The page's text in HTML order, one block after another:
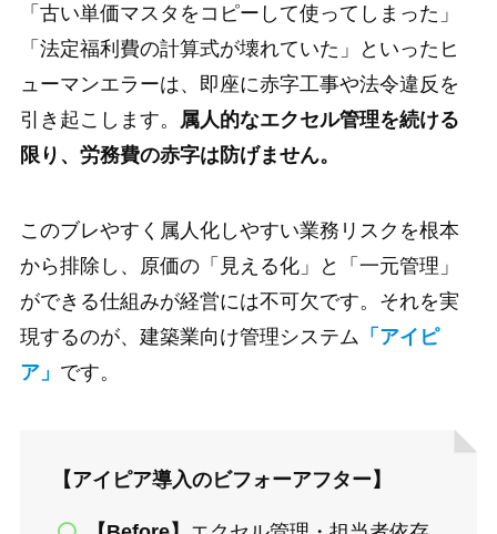
「古い単価マスタをコピーして使ってしまった」
「法定福利費の計算式が壊れていた」といったヒ
ューマンエラーは、即座に赤字工事や法令違反を
引き起こします。 属人的なエクセル管理を続ける
限り、労務費の赤字は防げません。
このブレやすく属人化しやすい業務リスクを根本
から排除し、原価の「見える化」と「一元管理」
ができる仕組みが経営には不可欠です。それを実
現するのが、建築業向け管理システム 「アイピ
ア」 です。
【アイピア導入のビフォーアフター】